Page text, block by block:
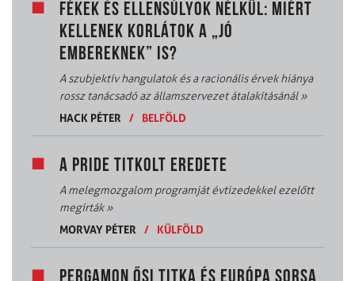
FÉKEK ÉS ELLENSÚLYOK NÉLKÜL: MIÉRT
KELLENEK KORLÁTOK A „JÓ
EMBEREKNEK” IS?
A szubjektív hangulatok és a racionális érvek hiánya
rossz tanácsadó az államszervezet átalakításánál»
HACK PÉTER
/ BELFÖLD
A PRIDE TITKOLT EREDETE
A melegmozgalom programját évtizedekkel ezelőtt
megírták»
MORVAY PÉTER
/ KÜLFÖLD